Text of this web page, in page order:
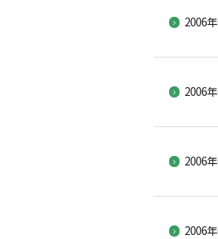
2006
2006
2006
2006